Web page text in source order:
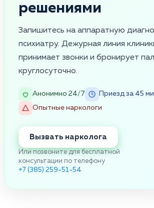
решениями
Запишитесь на аппаратную
психиатру. Дежурная линия
принимает звонки и бронирует
круглосуточно.
Анонимно 24/7
Приезд за 45
Опытные наркологи
Вызвать нарколога
Или позвоните для бесплатной
консультации по телефону
+7 (385) 259-51-54